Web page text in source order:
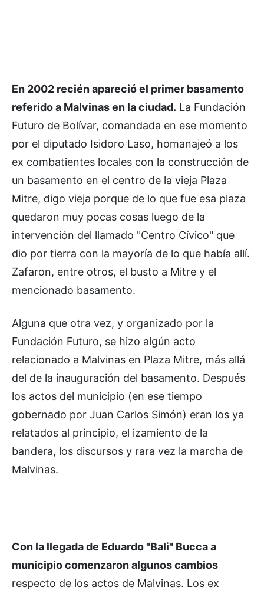
En 2002 recién apareció el primer basamento
referido a Malvinas en la ciudad. La Fundación
Futuro de Bolívar, comandada en ese momento
por el diputado Isidoro Laso, homanajeó a los
ex combatientes locales con la construcción de
un basamento en el centro de la vieja Plaza
Mitre, digo vieja porque de lo que fue esa plaza
quedaron muy pocas cosas luego de la
intervención del llamado "Centro Cívico" que
dio por tierra con la mayoría de lo que había allí.
Zafaron, entre otros, el busto a Mitre y el
mencionado basamento.
Alguna que otra vez, y organizado por la
Fundación Futuro, se hizo algún acto
relacionado a Malvinas en Plaza Mitre, más allá
del de la inauguración del basamento. Después
los actos del municipio (en ese tiempo
gobernado por Juan Carlos Simón) eran los ya
relatados al principio, el izamiento de la
bandera, los discursos y rara vez la marcha de
Malvinas.
Con la llegada de Eduardo "Bali" Bucca a
municipio comenzaron algunos cambios
respecto de los actos de Malvinas. Los ex